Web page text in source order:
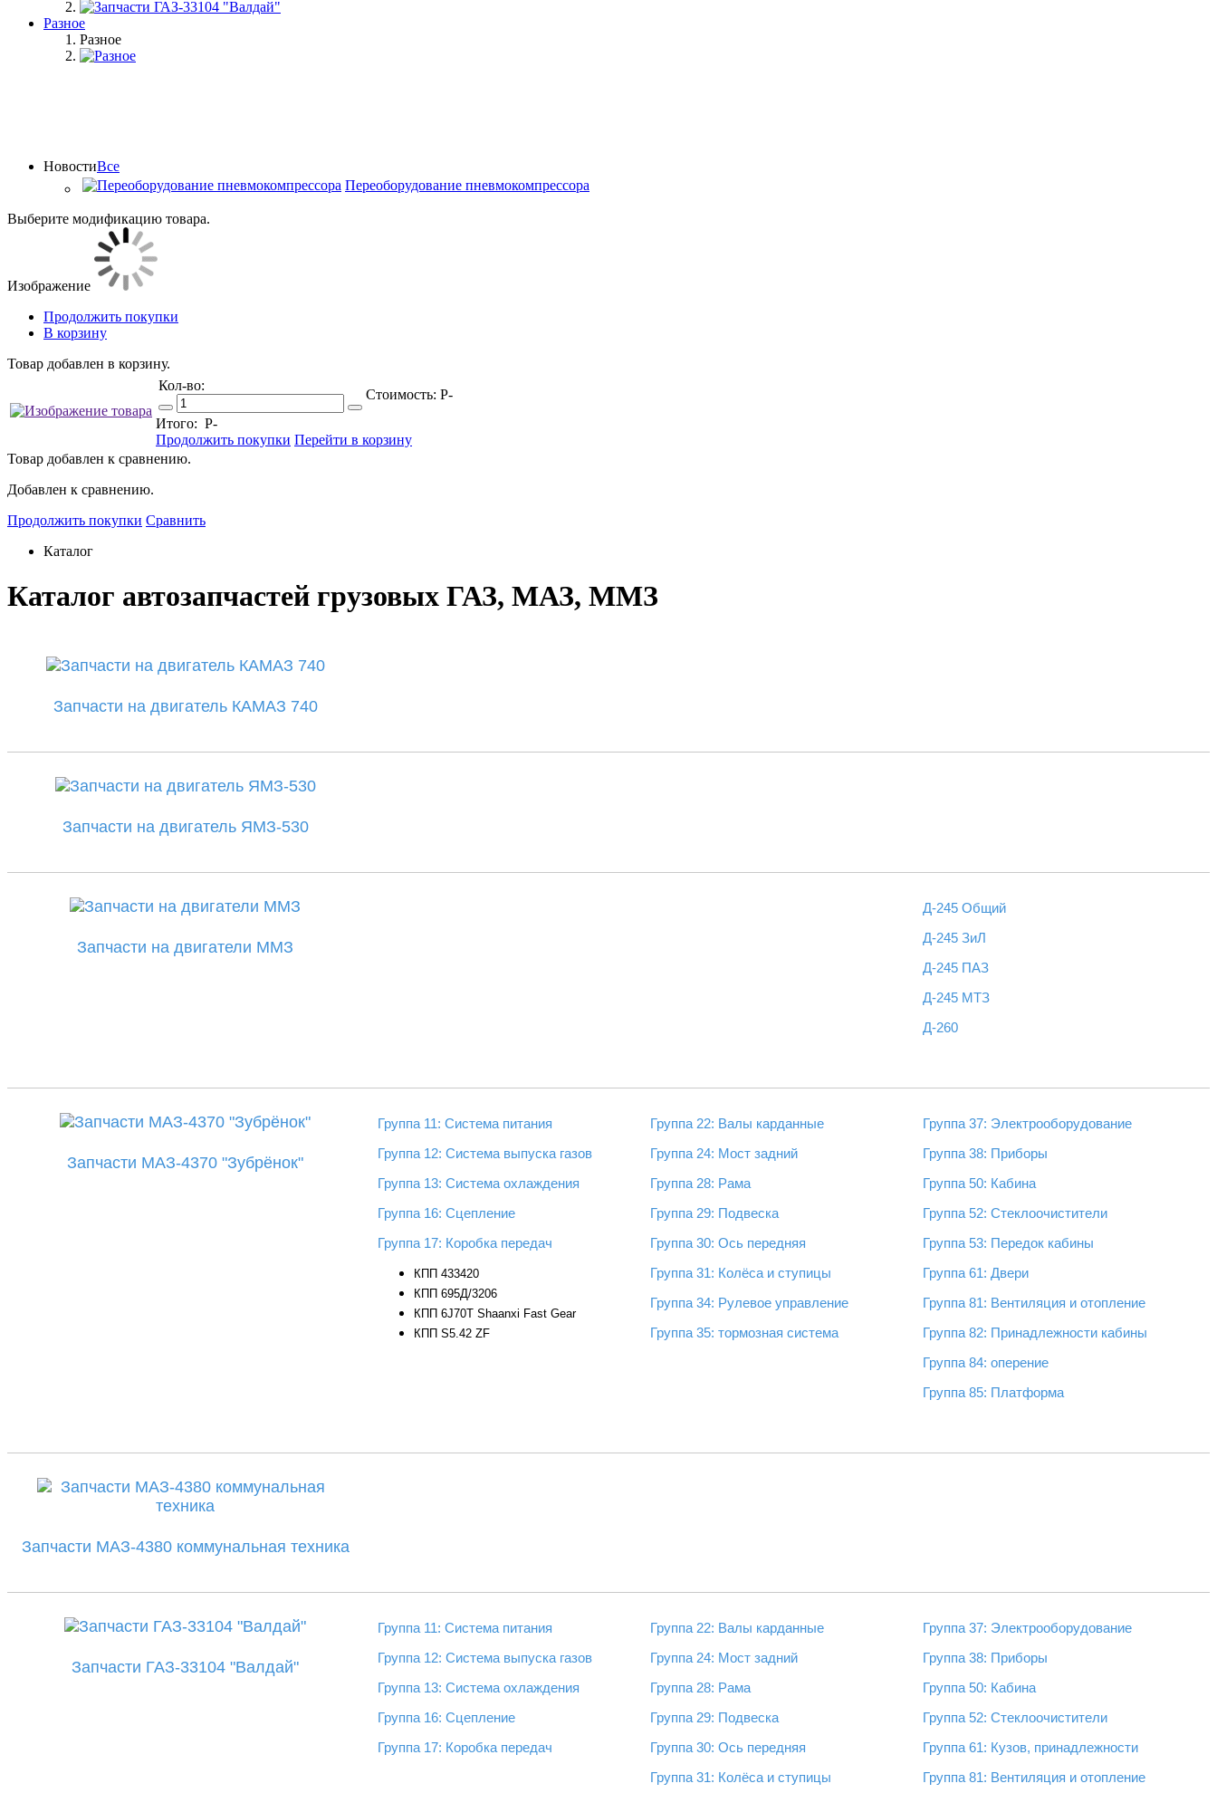
Разное
Разное
НовостиВсе
Переоборудование пневмокомпрессора
Выберите модификацию товара.
Изображение
Продолжить покупки
В корзину
Товар добавлен в корзину.
Кол-во:
Стоимость: Р-
Итого: Р-
Продолжить покупки Перейти в корзину
Товар добавлен к сравнению.
Добавлен к сравнению.
Продолжить покупки Сравнить
Каталог
Каталог автозапчастей грузовых ГАЗ, МАЗ, ММЗ
Запчасти на двигатель КАМАЗ 740
Запчасти на двигатель ЯМЗ-530
Запчасти на двигатели ММЗ
Д-245 Общий
Д-245 ЗиЛ
Д-245 ПАЗ
Д-245 МТЗ
Д-260
Запчасти МАЗ-4370 "Зубрёнок"
Группа 11: Система питания
Группа 12: Система выпуска газов
Группа 13: Система охлаждения
Группа 16: Сцепление
Группа 17: Коробка передач
КПП 433420
КПП 695Д/3206
КПП 6J70T Shaanxi Fast Gear
КПП S5.42 ZF
Группа 22: Валы карданные
Группа 24: Мост задний
Группа 28: Рама
Группа 29: Подвеска
Группа 30: Ось передняя
Группа 31: Колёса и ступицы
Группа 34: Рулевое управление
Группа 35: тормозная система
Группа 37: Электрооборудование
Группа 38: Приборы
Группа 50: Кабина
Группа 52: Стеклоочистители
Группа 53: Передок кабины
Группа 61: Двери
Группа 81: Вентиляция и отопление
Группа 82: Принадлежности кабины
Группа 84: оперение
Группа 85: Платформа
Запчасти МАЗ-4380 коммунальная техника
Запчасти ГАЗ-33104 "Валдай"
Группа 11: Система питания
Группа 12: Система выпуска газов
Группа 13: Система охлаждения
Группа 16: Сцепление
Группа 17: Коробка передач
Группа 22: Валы карданные
Группа 24: Мост задний
Группа 28: Рама
Группа 29: Подвеска
Группа 30: Ось передняя
Группа 31: Колёса и ступицы
Группа 37: Электрооборудование
Группа 38: Приборы
Группа 50: Кабина
Группа 52: Стеклоочистители
Группа 61: Кузов, принадлежности
Группа 81: Вентиляция и отопление